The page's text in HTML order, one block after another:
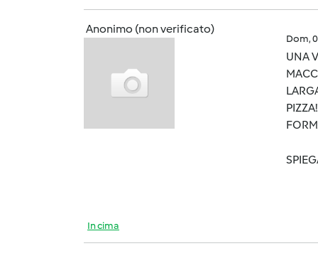
Anonimo (non verificato)
Dom,
UNA
In cima